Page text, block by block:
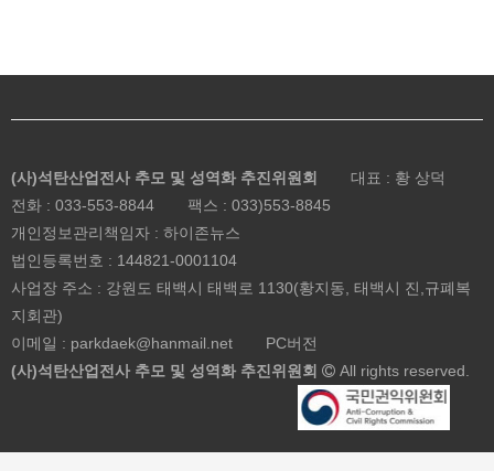
(사)석탄산업전사 추모 및 성역화 추진위원회
대표 : 황 상덕
전화 : 033-553-8844
팩스 : 033)553-8845
개인정보관리책임자 : 하이존뉴스
법인등록번호 : 144821-0001104
사업장 주소 : 강원도 태백시 태백로 1130(황지동, 태백시 진,규폐복
지회관)
이메일 : parkdaek@hanmail.net
PC버전
(사)석탄산업전사 추모 및 성역화 추진위원회
All rights reserved.